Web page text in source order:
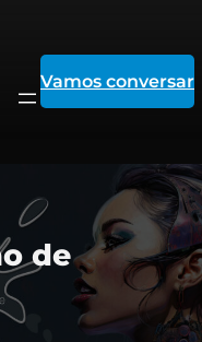
Vamos conversar
de